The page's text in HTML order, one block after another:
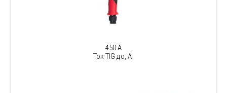
450 А
Ток TIG до, А